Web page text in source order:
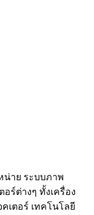
น่าย ระบบภาพ
ร์ต่างๆ ทั้งเครื่อง
เตอร์ เทคโนโลยี